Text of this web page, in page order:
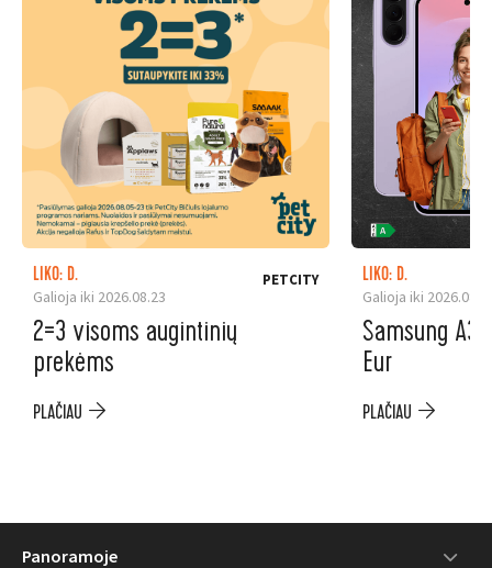
LIKO: D.
Galioja iki 2026.08.23
PETCITY
2=3 visoms augintinių
prekėms
PLAČIAU
LIKO: D.
Galioja iki
Samsung
Eur
PLAČIAU
Panoramoje